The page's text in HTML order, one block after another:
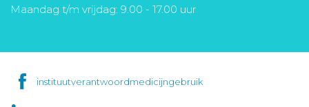
Maandag t/m vrijdag: 9.00 - 17.00 uur
instituutverantwoordmedicijngebruik